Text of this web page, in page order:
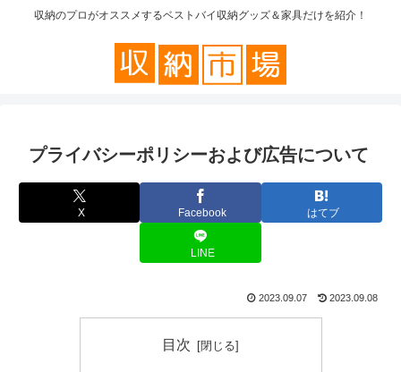
収納のプロがオススメするベストバイ収納グッズ＆家具だけを紹介！
プライバシーポリシーおよび広告について
X Facebook はてブ
LINE
2023.09.07 2023.09.08
目次